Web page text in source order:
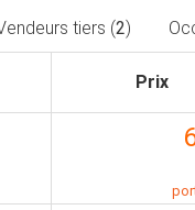
tiers (2)
Prix